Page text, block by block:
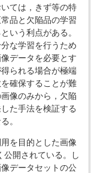
ては，きず等の特
品と欠陥品の学習
いう利点がある。
な学習を行うため
データを必要とす
られる場合が極端
確保することが難
像のみから，欠陥
た手法を検証する
。
を目的とした画像
公開されている。し
データセットの公